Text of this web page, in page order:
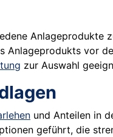
Anlageprodukte
Anlageprodukts vor
zur Auswahl
und Anteilen in
geführt, die